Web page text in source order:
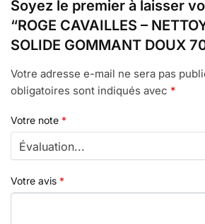
Soyez le premier à laisser
“ROGE CAVAILLES –
SOLIDE GOMMANT DOUX
Votre adresse e-mail ne sera pas
obligatoires sont indiqués avec *
Votre note *
Votre avis *